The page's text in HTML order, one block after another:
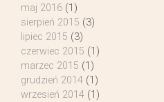
maj 2016 (1)
sierpień 2015 (3)
lipiec 2015 (3)
czerwiec 2015 (1)
marzec 2015 (1)
grudzień 2014 (1)
wrzesień 2014 (1)